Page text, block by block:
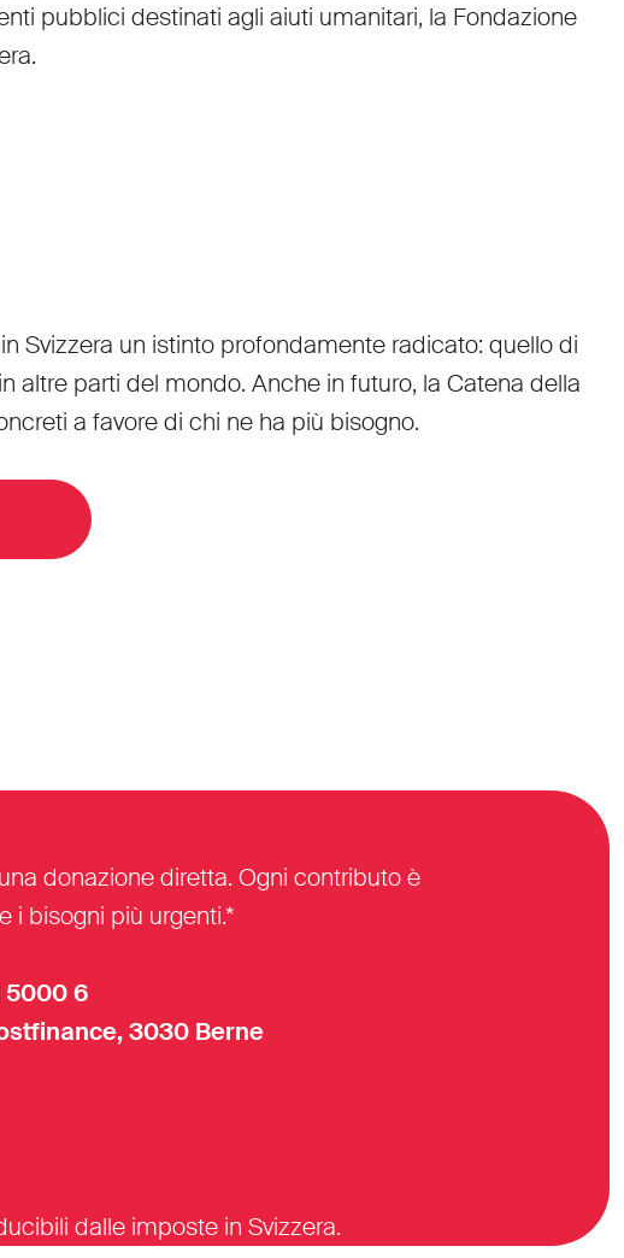
pubblici destinati agli aiuti umanitari, la Fondazione
Svizzera un istinto profondamente radicato: quello di
altre parti del mondo. Anche in futuro, la Catena della
a favore di chi ne ha più bisogno.
donazione diretta. Ogni contributo è
i bisogni più urgenti.*
5000 6
3030 Berne
dalle imposte in Svizzera.